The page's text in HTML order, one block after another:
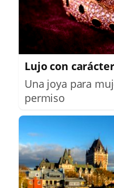
Lujo con carácter
Una joya para
permiso